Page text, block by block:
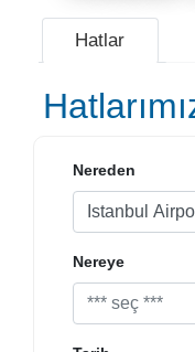
Hatlar
Nereden
Nereye